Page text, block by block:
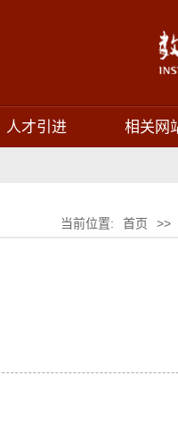
人才引进 相关网
当前位置: 首页 >>